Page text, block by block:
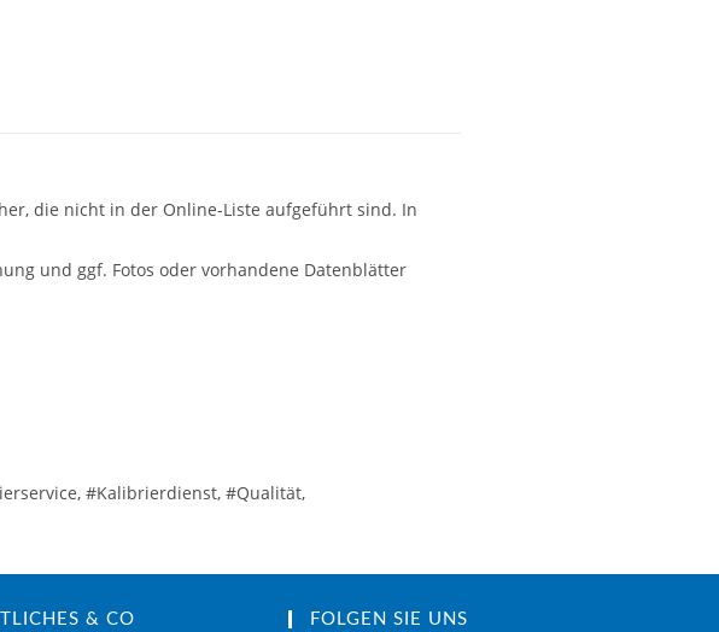
die nicht in der Online-Liste aufgeführt sind. In
und ggf. Fotos oder vorhandene Datenblätter
#Kalibrierdienst, #Qualität,
& CO FOLGEN SIE UNS